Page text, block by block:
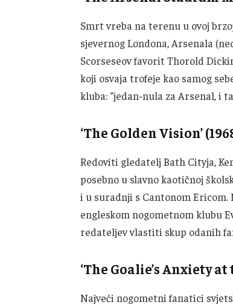
Smrt vreba na terenu u ovoj
sjevernog Londona, Arsenala
Scorseseov favorit Thorold
koji osvaja trofeje kao samog
kluba: “jedan-nula za Arsenal, i
‘The Golden Vision’
Redoviti gledatelj Bath Cityja,
posebno u slavno kaotičnoj
i u suradnji s Cantonom
engleskom nogometnom klubu
redateljev vlastiti skup odanih
‘The Goalie’s Anxiety
Najveći nogometni fanatici